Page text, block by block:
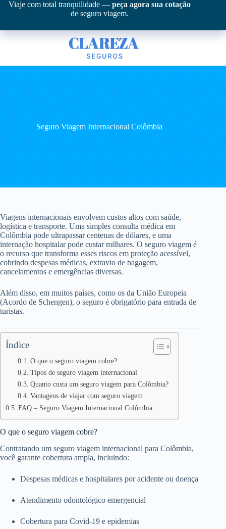
Pular
conteúdo
Viaje com total tranquilidade — peça agora sua cotação
de seguro viagem.
Seguro Viagem Internacional Colômbia
Viagens internacionais envolvem custos altos com saúde,
logística e transporte. Uma simples consulta médica em
Colômbia pode ultrapassar centenas de dólares, e uma
internação hospitalar pode custar milhares. O seguro viagem é
o recurso que transforma esses riscos em proteção acessível,
cobrindo despesas médicas, extravio de bagagem,
cancelamentos e emergências diversas.
Além disso, em muitos países, como os da União Europeia
(Acordo de Schengen), o seguro é obrigatório para entrada de
turistas.
Índice
O que o seguro viagem cobre?
Tipos de seguro viagem internacional
Quanto custa um seguro viagem para Colômbia?
Vantagens de viajar com seguro viagem
FAQ – Seguro Viagem Internacional Colômbia
O que o seguro viagem cobre?
Contratando um seguro viagem internacional para Colômbia,
você garante cobertura ampla, incluindo:
Despesas médicas e hospitalares por acidente ou doença
Atendimento odontológico emergencial
Cobertura para Covid-19 e epidemias